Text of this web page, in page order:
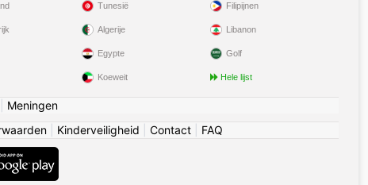
Tunesië
Algerije
Egypte
Koeweit
Filipijnen
Libanon
Golf
Hele lijst
Meningen
Kinderveiligheid Contact FAQ